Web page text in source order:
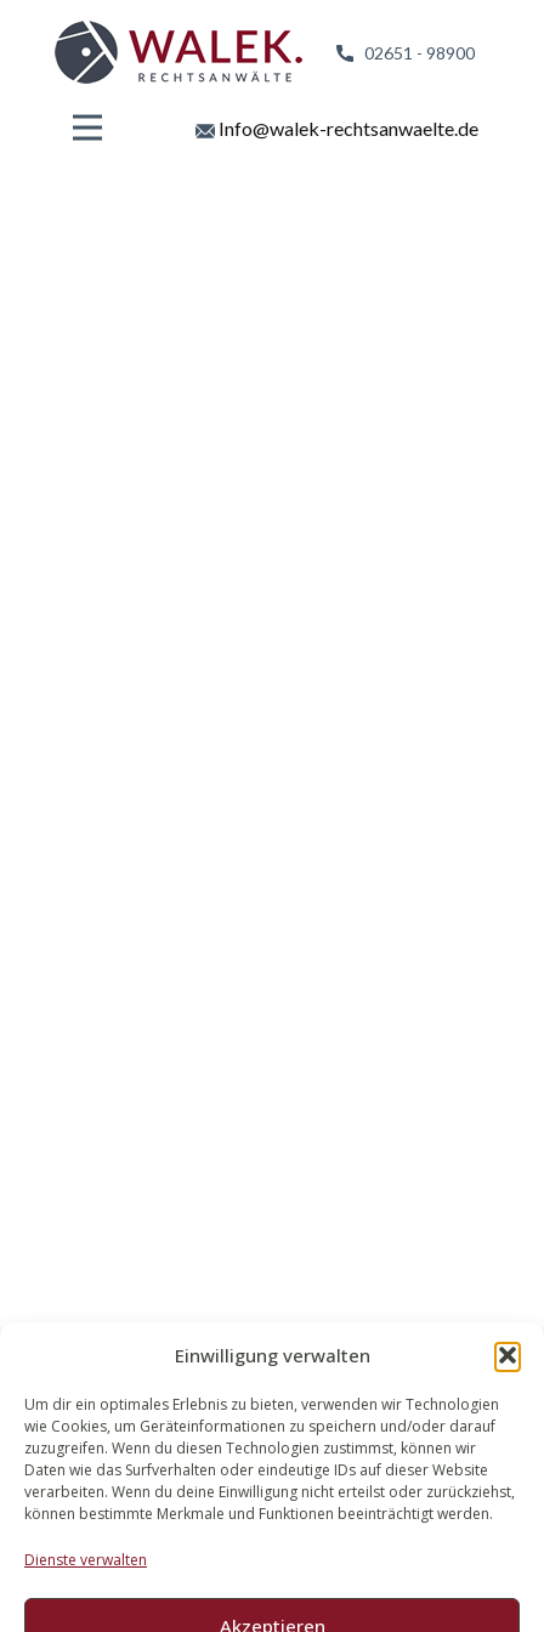
Einwilligung verwalten
Um dir ein optimales Erlebnis zu bieten, verwenden wir Technologien
wie Cookies, um Geräteinformationen zu speichern und/oder darauf
zuzugreifen. Wenn du diesen Technologien zustimmst, können wir
Daten wie das Surfverhalten oder eindeutige IDs auf dieser Website
verarbeiten. Wenn du deine Einwilligung nicht erteilst oder zurückziehst,
können bestimmte Merkmale und Funktionen beeinträchtigt werden.
Dienste verwalten
Akzeptieren
02651 - 98900
Info@walek-rechtsanwaelte.de
WALEK RECHTSANWÄLT​​E
Bachstraße 13
56727 Mayen
02651 98 900
info@walek-rechtsanwaelte.de